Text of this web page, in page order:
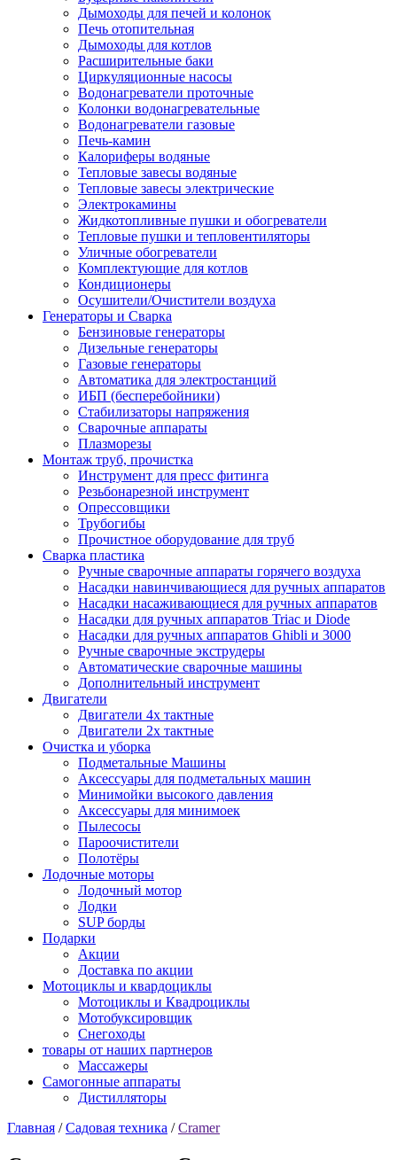
Дымоходы для печей и колонок
Печь отопительная
Дымоходы для котлов
Расширительные баки
Циркуляционные насосы
Водонагреватели проточные
Колонки водонагревательные
Водонагреватели газовые
Печь-камин
Калориферы водяные
Тепловые завесы водяные
Тепловые завесы электрические
Электрокамины
Жидкотопливные пушки и обогреватели
Тепловые пушки и тепловентиляторы
Уличные обогреватели
Комплектующие для котлов
Кондиционеры
Осушители/Очистители воздуха
Генераторы и Сварка
Бензиновые генераторы
Дизельные генераторы
Газовые генераторы
Автоматика для электростанций
ИБП (бесперебойники)
Стабилизаторы напряжения
Сварочные аппараты
Плазморезы
Монтаж труб, прочистка
Инструмент для пресс фитинга
Резьбонарезной инструмент
Опрессовщики
Трубогибы
Прочистное оборудование для труб
Сварка пластика
Ручные сварочные аппараты горячего воздуха
Насадки навинчивающиеся для ручных аппаратов
Насадки насаживающиеся для ручных аппаратов
Насадки для ручных аппаратов Triac и Diode
Насадки для ручных аппаратов Ghibli и 3000
Ручные сварочные экструдеры
Автоматические сварочные машины
Дополнительный инструмент
Двигатели
Двигатели 4х тактные
Двигатели 2х тактные
Очистка и уборка
Подметальные Машины
Аксессуары для подметальных машин
Минимойки высокого давления
Аксессуары для минимоек
Пылесосы
Пароочистители
Полотёры
Лодочные моторы
Лодочный мотор
Лодки
SUP борды
Подарки
Акции
Доставка по акции
Мотоциклы и квардоциклы
Мотоциклы и Квадроциклы
Мотобуксировщик
Снегоходы
товары от наших партнеров
Массажеры
Самогонные аппараты
Дистилляторы
Главная /Садовая техника /Cramer